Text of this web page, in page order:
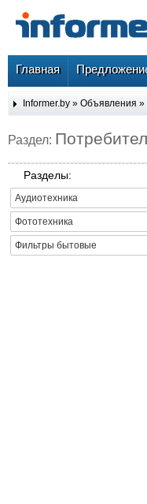
Главная
Informer.by » Объявления »
Раздел:
Разделы:
Аудиотехника
Фототехника
Фильтры бытовые